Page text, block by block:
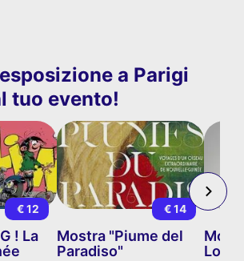
a Parigi
tuo evento!
€ 12
! La
€ 14
Mostra "Piume del
Paradiso"
Lo